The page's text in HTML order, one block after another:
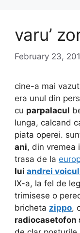
varu’
February 23,
cine-a mai vazut
era unul din
cu parpalacul
lunga, calcand
piata operei.
ani, din vremea
trasa de la
lui andrei
IX-a, la fel de
trimisese o
bricheta zippo,
radiocasetofon